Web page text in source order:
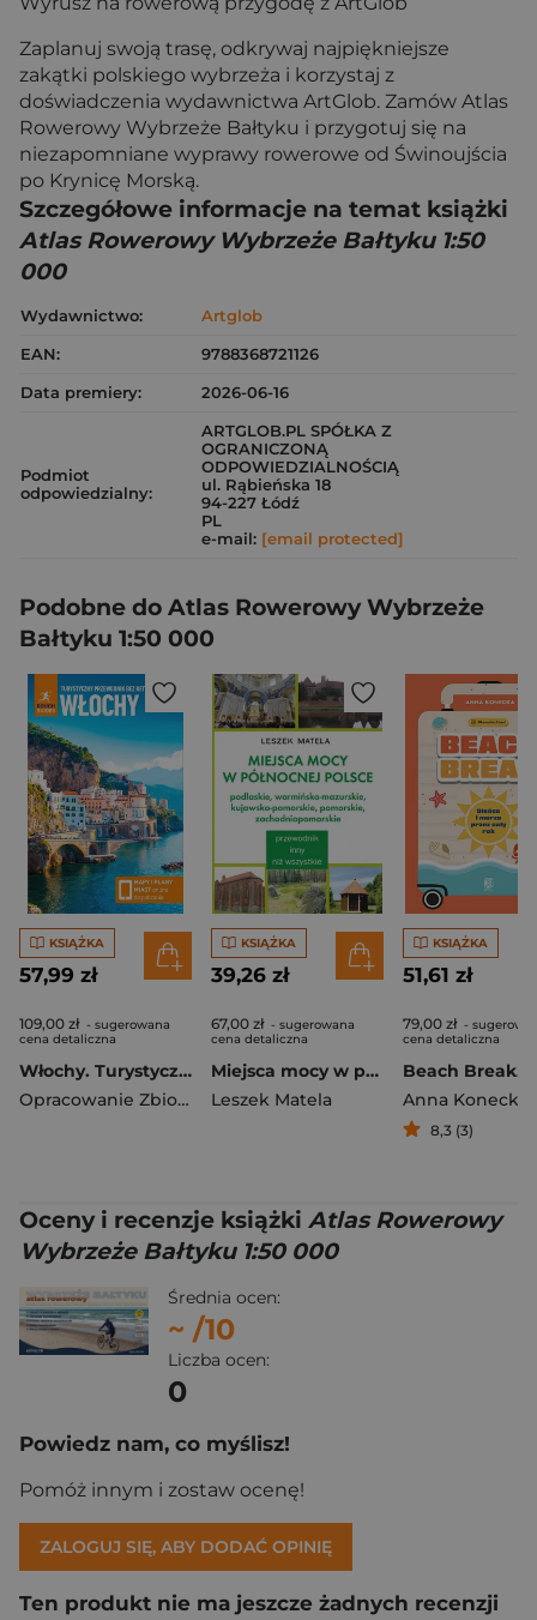
Zaplanuj swoją trasę, odkrywaj najpiękniejsze
zakątki polskiego wybrzeża i korzystaj z
doświadczenia wydawnictwa ArtGlob. Zamów Atlas
Rowerowy Wybrzeże Bałtyku i przygotuj się na
niezapomniane wyprawy rowerowe od Świnoujścia
po Krynicę Morską.
Szczegółowe informacje na temat książki
Atlas Rowerowy Wybrzeże Bałtyku 1:50
000
Wydawnictwo:
Artglob
EAN:
9788368721126
Data premiery:
2026-06-16
Podmiot
odpowiedzialny:
ARTGLOB.PL SPÓŁKA Z
OGRANICZONĄ
ODPOWIEDZIALNOŚCIĄ
ul. Rąbieńska 18
94-227 Łódź
PL
e-mail: [email protected]
Podobne do Atlas Rowerowy Wybrzeże
Bałtyku 1:50 000
KSIĄŻKA
57,99 zł
109,00 zł - sugerowana
cena detaliczna
Włochy. Turystyczny przewodnik bez retuszu
Opracowanie Zbiorowe
KSIĄŻKA
39,26 zł
67,00 zł - sugerowana
cena detaliczna
Miejsca mocy w północnej Polsce. Podlaskie, warmińsko-mazurskie, kujawsko-pomorskie, pomorskie, zachodniopomorskie
Leszek Matela
KSIĄŻKA
51,61 zł
79,00 zł -
cena detaliczna
Anna Konecka
8,3 (3)
Oceny i recenzje książki Atlas Rowerowy
Wybrzeże Bałtyku 1:50 000
Średnia ocen:
~ /10
Liczba ocen:
0
Powiedz nam, co myślisz!
Pomóż innym i zostaw ocenę!
ZALOGUJ SIĘ, ABY DODAĆ OPINIĘ
Ten produkt nie ma jeszcze żadnych recenzji